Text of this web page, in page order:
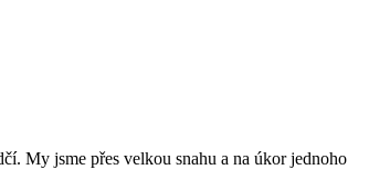
My jsme přes velkou snahu a na úkor jednoho